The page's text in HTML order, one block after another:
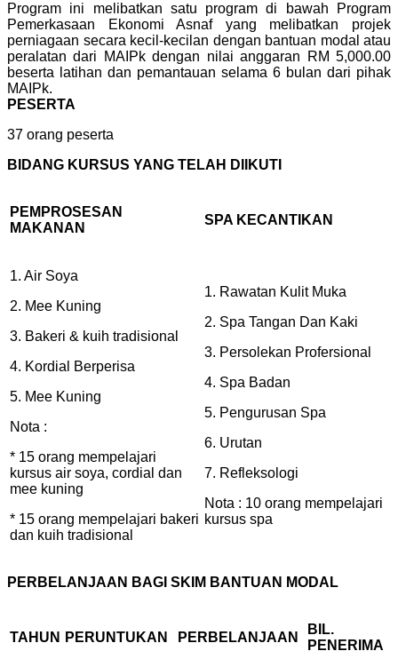
Program ini melibatkan satu program di bawah Program
Pemerkasaan Ekonomi Asnaf yang melibatkan projek
perniagaan secara kecil-kecilan dengan bantuan modal atau
peralatan dari MAIPk dengan nilai anggaran RM 5,000.00
beserta latihan dan pemantauan selama 6 bulan dari pihak
MAIPk.
PESERTA
37 orang peserta
BIDANG KURSUS YANG TELAH DIIKUTI
PEMPROSESAN
MAKANAN
SPA KECANTIKAN
1. Air Soya
2. Mee Kuning
3. Bakeri & kuih tradisional
4. Kordial Berperisa
5. Mee Kuning
Nota :
* 15 orang mempelajari
kursus air soya, cordial dan
mee kuning
* 15 orang mempelajari bakeri
dan kuih tradisional
1. Rawatan Kulit Muka
2. Spa Tangan Dan Kaki
3. Persolekan Profersional
4. Spa Badan
5. Pengurusan Spa
6. Urutan
7. Refleksologi
Nota : 10 orang mempelajari
kursus spa
PERBELANJAAN BAGI SKIM BANTUAN MODAL
TAHUN PERUNTUKAN PERBELANJAAN
BIL.
PENERIMA